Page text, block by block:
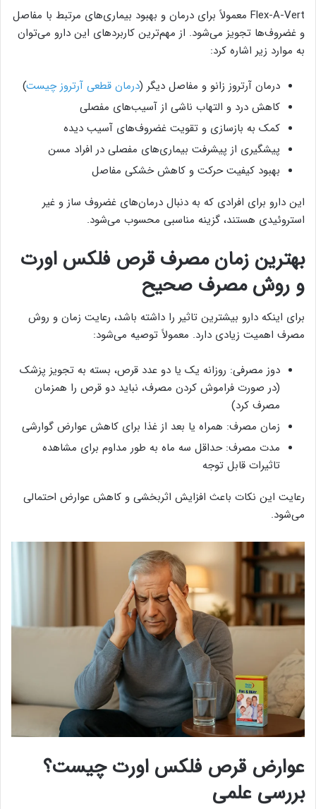
Flex-A-Vert معمولاً برای درمان و بهبود بیماری‌های مرتبط با مفاصل
و غضروف‌ها تجویز می‌شود. از مهم‌ترین کاربردهای این دارو می‌توان
به موارد زیر اشاره کرد:
درمان آرتروز زانو و مفاصل دیگر (درمان قطعی آرتروز چیست)
کاهش درد و التهاب ناشی از آسیب‌های مفصلی
کمک به بازسازی و تقویت غضروف‌های آسیب دیده
پیشگیری از پیشرفت بیماری‌های مفصلی در افراد مسن
بهبود کیفیت حرکت و کاهش خشکی مفاصل
این دارو برای افرادی که به دنبال درمان‌های غضروف‌ ساز و غیر
استروئیدی هستند، گزینه مناسبی محسوب می‌شود.
بهترین زمان مصرف قرص فلکس اورت
و روش مصرف صحیح
برای اینکه دارو بیشترین تاثیر را داشته باشد، رعایت زمان و روش
مصرف اهمیت زیادی دارد. معمولاً توصیه می‌شود:
دوز مصرفی: روزانه یک یا دو عدد قرص، بسته به تجویز پزشک
(در صورت فراموش کردن مصرف، نباید دو قرص را همزمان
مصرف کرد)
زمان مصرف: همراه یا بعد از غذا برای کاهش عوارض گوارشی
مدت مصرف: حداقل سه ماه به طور مداوم برای مشاهده
تاثیرات قابل توجه
رعایت این نکات باعث افزایش اثربخشی و کاهش عوارض احتمالی
می‌شود.
عوارض قرص فلکس اورت چیست؟
بررسی علمی